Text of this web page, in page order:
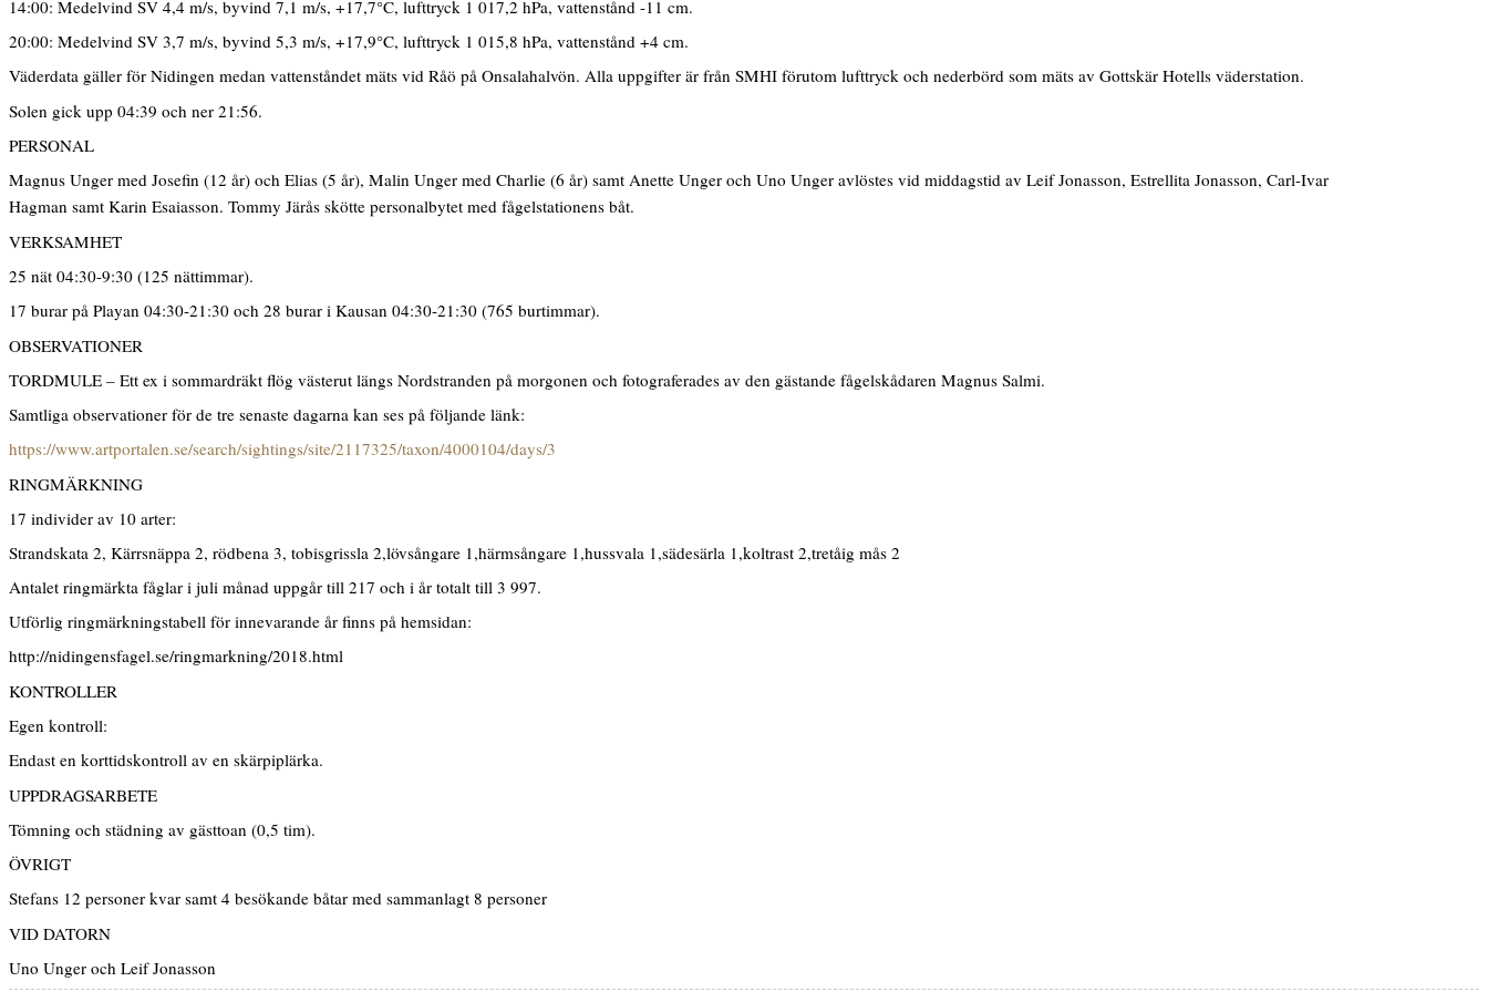
14:00: Medelvind SV 4,4 m/s, byvind 7,1 m/s, +17,7°C, lufttryck 1 017,2 hPa, vattenstånd -11 cm.
20:00: Medelvind SV 3,7 m/s, byvind 5,3 m/s, +17,9°C, lufttryck 1 015,8 hPa, vattenstånd +4 cm.
Väderdata gäller för Nidingen medan vattenståndet mäts vid Råö på Onsalahalvön. Alla uppgifter är från SMHI förutom lufttryck och nederbörd som mäts av Gottskär Hotells väderstation.
Solen gick upp 04:39 och ner 21:56.
PERSONAL
Magnus Unger med Josefin (12 år) och Elias (5 år), Malin Unger med Charlie (6 år) samt Anette Unger och Uno Unger avlöstes vid middagstid av Leif Jonasson, Estrellita Jonasson, Carl-Ivar
Hagman samt Karin Esaiasson. Tommy Järås skötte personalbytet med fågelstationens båt.
VERKSAMHET
25 nät 04:30-9:30 (125 nättimmar).
17 burar på Playan 04:30-21:30 och 28 burar i Kausan 04:30-21:30 (765 burtimmar).
OBSERVATIONER
TORDMULE – Ett ex i sommardräkt flög västerut längs Nordstranden på morgonen och fotograferades av den gästande fågelskådaren Magnus Salmi.
Samtliga observationer för de tre senaste dagarna kan ses på följande länk:
https://www.artportalen.se/search/sightings/site/2117325/taxon/4000104/days/3
RINGMÄRKNING
17 individer av 10 arter:
Strandskata 2, Kärrsnäppa 2, rödbena 3, tobisgrissla 2,lövsångare 1,härmsångare 1,hussvala 1,sädesärla 1,koltrast 2,tretåig mås 2
Antalet ringmärkta fåglar i juli månad uppgår till 217 och i år totalt till 3 997.
Utförlig ringmärkningstabell för innevarande år finns på hemsidan:
http://nidingensfagel.se/ringmarkning/2018.html
KONTROLLER
Egen kontroll:
Endast en korttidskontroll av en skärpiplärka.
UPPDRAGSARBETE
Tömning och städning av gästtoan (0,5 tim).
ÖVRIGT
Stefans 12 personer kvar samt 4 besökande båtar med sammanlagt 8 personer
VID DATORN
Uno Unger och Leif Jonasson